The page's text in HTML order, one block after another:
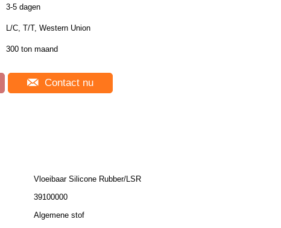
3-5 dagen
L/C, T/T, Western Union
300 ton maand
Contact nu
Vloeibaar Silicone Rubber/LSR
39100000
Algemene stof